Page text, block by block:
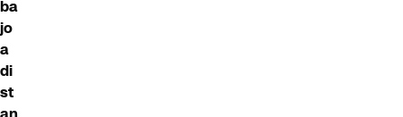
ba
jo
a
di
st